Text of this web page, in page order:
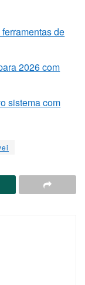
de
2026 com
sistema com